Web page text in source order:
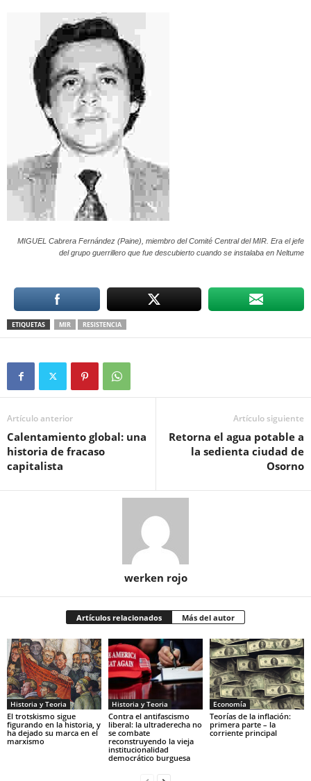
MIGUEL Cabrera Fernández (Paine), miembro del Comité Central del MIR. Era el jefe
del grupo guerrillero que fue descubierto cuando se instalaba en Neltume
ETIQUETAS MIR RESISTENCIA
Artículo anterior
Calentamiento global: una
historia de fracaso
capitalista
Artículo siguiente
Retorna el agua potable a
la sedienta ciudad de
Osorno
werken rojo
Artículos relacionados Más del autor
Historia y Teoria
El trotskismo sigue
figurando en la historia, y
ha dejado su marca en el
marxismo
Historia y Teoria
Contra el antifascismo
liberal: la ultraderecha no
se combate
reconstruyendo la vieja
institucionalidad
democrático burguesa
Economía
Teorías de la inflación:
primera parte – la
corriente principal